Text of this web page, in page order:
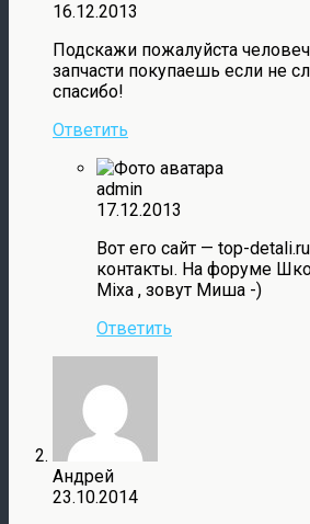
16.12.2013
Подскажи пожалуйста
запчасти покупаешь если не
спасибо!
Ответить
admin
17.12.2013
Вот его сайт — top-
контакты. На форуме
Mixa , зовут Миша -)
Ответить
Андрей
23.10.2014